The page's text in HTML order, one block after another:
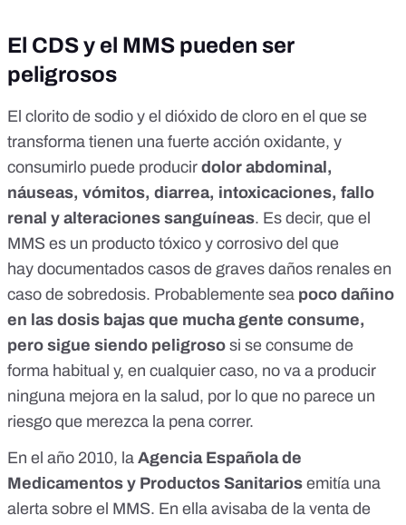
El CDS y el MMS pueden ser
peligrosos
El clorito de sodio y el dióxido de cloro en el que se
transforma tienen una fuerte acción oxidante, y
consumirlo puede producir dolor abdominal,
náuseas, vómitos, diarrea, intoxicaciones, fallo
renal y alteraciones sanguíneas. Es decir, que el
MMS es un producto tóxico y corrosivo del que
hay documentados casos de graves daños renales en
caso de sobredosis. Probablemente sea poco dañino
en las dosis bajas que mucha gente consume,
pero sigue siendo peligroso si se consume de
forma habitual y, en cualquier caso, no va a producir
ninguna mejora en la salud, por lo que no parece un
riesgo que merezca la pena correr.
En el año 2010, la Agencia Española de
Medicamentos y Productos Sanitarios emitía una
alerta sobre el MMS. En ella avisaba de la venta de